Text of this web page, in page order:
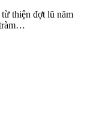
thiện đợt lũ năm
tràm…